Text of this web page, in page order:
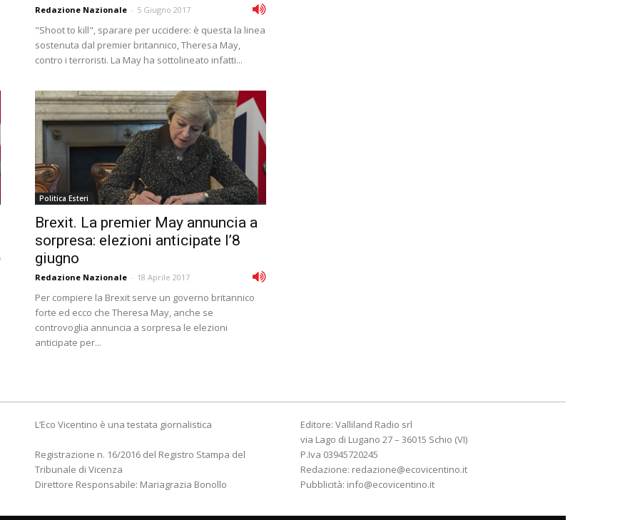
Redazione Nazionale - 5 Giugno 2017
"Shoot to kill", sparare per uccidere: è questa la linea
sostenuta dal premier britannico, Theresa May,
contro i terroristi. La May ha sottolineato infatti...
Politica Esteri
Brexit. La premier May annuncia a
sorpresa: elezioni anticipate lʼ8
giugno
Redazione Nazionale - 18 Aprile 2017
Per compiere la Brexit serve un governo britannico
forte ed ecco che Theresa May, anche se
controvoglia annuncia a sorpresa le elezioni
anticipate per...
L’Eco Vicentino è una testata giornalistica
Registrazione n. 16/2016 del Registro Stampa del
Tribunale di Vicenza
Direttore Responsabile: Mariagrazia Bonollo
Editore: Valliland Radio srl
via Lago di Lugano 27 – 36015 Schio (VI)
P.Iva 03945720245
Redazione: redazione@ecovicentino.it
Pubblicità: info@ecovicentino.it